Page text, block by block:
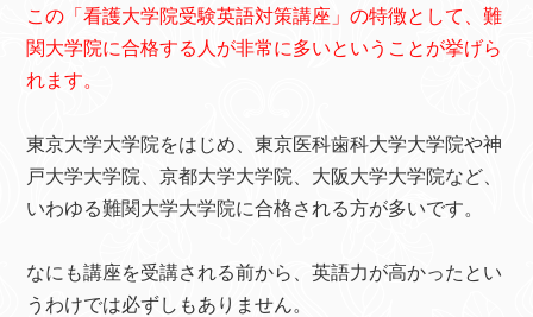
この「看護大学院受験英語対策講座」の特徴として、難
関大学院に合格する人が非常に多いということが挙げら
れます。
東京大学大学院をはじめ、東京医科歯科大学大学院や神
戸大学大学院、京都大学大学院、大阪大学大学院など、
いわゆる難関大学大学院に合格される方が多いです。
なにも講座を受講される前から、英語力が高かったとい
うわけでは必ずしもありません。